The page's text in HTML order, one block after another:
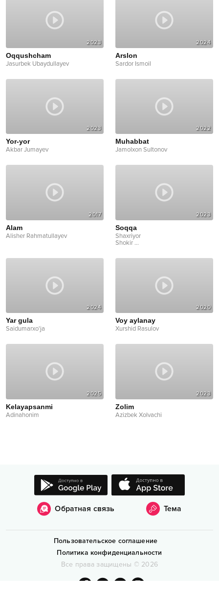
2023
Oqqushcham
Jasurbek Ubaydullayev
2024
Arslon
Sardor Ismoil
2023
Yor-yor
Akbar Jumayev
2022
Muhabbat
Jamolxon Sultonov
2017
Alam
Alisher Rahmatullayev
2023
Soqqa
Shaxriyor
Shokir ...
2024
Yar gula
Saidumarxo'ja
2020
Voy aylanay
Xurshid Rasulov
2025
Kelayapsanmi
Adinahonim
2023
Zolim
Azizbek Xolvachi
Обратная связь Тема
Пользовательское соглашение
Политика конфиденциальности
Все права защищены © 2026